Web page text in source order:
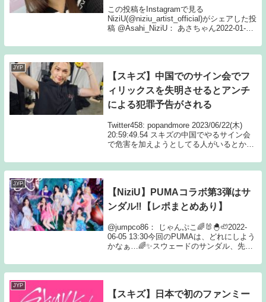
この投稿をInstagramで見る
NiziU(@niziu_artist_official)がシェアした投
稿 @Asahi_NiziU： あさちゃん2022-01-09
言葉が最高でした...
JYP
【スキズ】中国でのサイン会でフ
ィリックスを失明させるとアンチ
による犯罪予告がされる
Twitter458: popandmore 2023/06/22(木)
20:59:49.54 スキズの中国でやるサイン会
で危害を加えようとしてる人がいるとかで
popandmore 2023/06...
JYP
【NiziU】PUMAコラボ第3弾はサ
ンダル‼【レポまとめあり】
@jumpco86： じゃんぷこ🌈🐰🐣🦥2022-
06-05 13:30今回のPUMAは、どれにしよう
かなぁ…🌈✨スウェードのサンダル、先週
NiziUちゃんとコラボの表示も今見るとな
くなってるけど…？🤔...
JYP
【スキズ】日本で初のファンミー